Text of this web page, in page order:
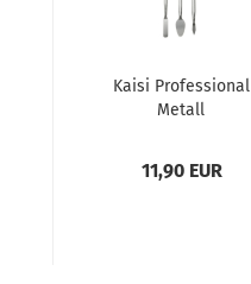
Kaisi Pro­fes­sio­nal
Me­tall
11,90 EUR